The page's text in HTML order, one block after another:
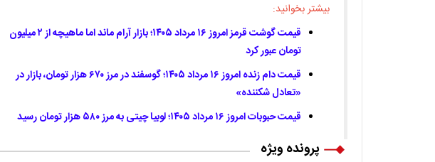
بیشتر بخوانید:
قیمت گوشت قرمز امروز ۱۶ مرداد ۱۴۰۵؛ بازار آرام ماند اما ماهیچه از ۲ میلیون
تومان عبور کرد
قیمت دام زنده امروز ۱۶ مرداد ۱۴۰۵؛ گوسفند در مرز ۶۷۰ هزار تومان، بازار در
«تعادل شکننده»
قیمت حبوبات امروز ۱۶ مرداد ۱۴۰۵؛ لوبیا چیتی به مرز ۵۸۰ هزار تومان رسید
پرونده ویژه